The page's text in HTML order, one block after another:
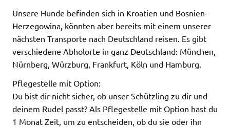
Unsere Hunde befinden sich in Kroatien und Bosnien-
Herzegowina, könnten aber bereits mit einem unserer
nächsten Transporte nach Deutschland reisen. Es gibt
verschiedene Abholorte in ganz Deutschland: München,
Nürnberg, Würzburg, Frankfurt, Köln und Hamburg.
Pflegestelle mit Option:
Du bist dir nicht sicher, ob unser Schützling zu dir und
deinem Rudel passt? Als Pflegestelle mit Option hast du
1 Monat Zeit, um zu entscheiden, ob du sie oder ihn